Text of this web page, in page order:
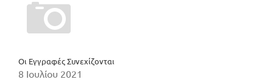
Οι Εγγραφές Συνεχίζονται
8 Ιουλίου 2021